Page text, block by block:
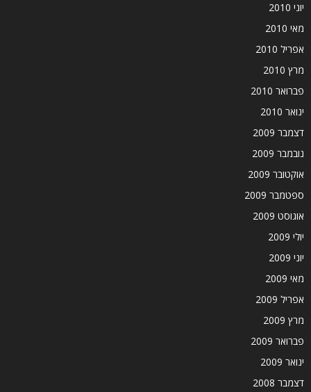
יוני 2010
מאי 2010
אפריל 2010
מרץ 2010
פברואר 2010
ינואר 2010
דצמבר 2009
נובמבר 2009
אוקטובר 2009
ספטמבר 2009
אוגוסט 2009
יולי 2009
יוני 2009
מאי 2009
אפריל 2009
מרץ 2009
פברואר 2009
ינואר 2009
דצמבר 2008